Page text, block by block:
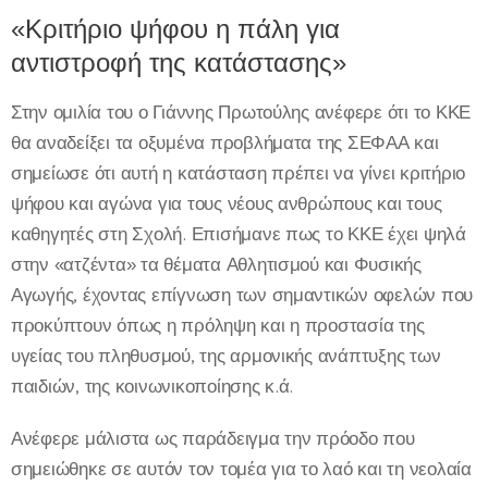
«Κριτήριο ψήφου η πάλη για
αντιστροφή της κατάστασης»
Στην ομιλία του ο Γιάννης Πρωτούλης ανέφερε ότι το ΚΚΕ
θα αναδείξει τα οξυμένα προβλήματα της ΣΕΦΑΑ και
σημείωσε ότι αυτή η κατάσταση πρέπει να γίνει κριτήριο
ψήφου και αγώνα για τους νέους ανθρώπους και τους
καθηγητές στη Σχολή. Επισήμανε πως το ΚΚΕ έχει ψηλά
στην «ατζέντα» τα θέματα Αθλητισμού και Φυσικής
Αγωγής, έχοντας επίγνωση των σημαντικών οφελών που
προκύπτουν όπως η πρόληψη και η προστασία της
υγείας του πληθυσμού, της αρμονικής ανάπτυξης των
παιδιών, της κοινωνικοποίησης κ.ά.
Ανέφερε μάλιστα ως παράδειγμα την πρόοδο που
σημειώθηκε σε αυτόν τον τομέα για το λαό και τη νεολαία